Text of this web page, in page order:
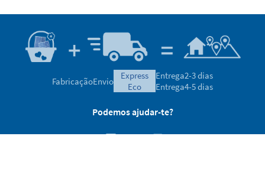
FabricaçãoEnvio
express
eco
Entrega2-3 dias
Entrega4-5 dias
Podemos ajudar-te?